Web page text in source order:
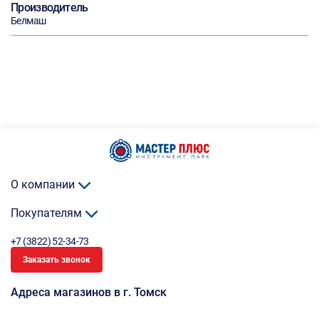
Производитель
Белмаш
О компании
Покупателям
+7 (3822) 52-34-73
Заказать звонок
Адреса магазинов в г. Томск